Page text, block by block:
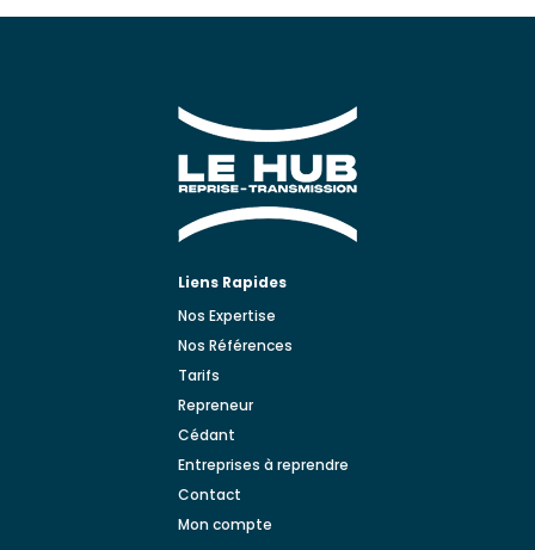
Liens Rapides
Nos Expertise
Nos Références
Tarifs
Repreneur
Cédant
Entreprises à reprendre
Contact
Mon compte